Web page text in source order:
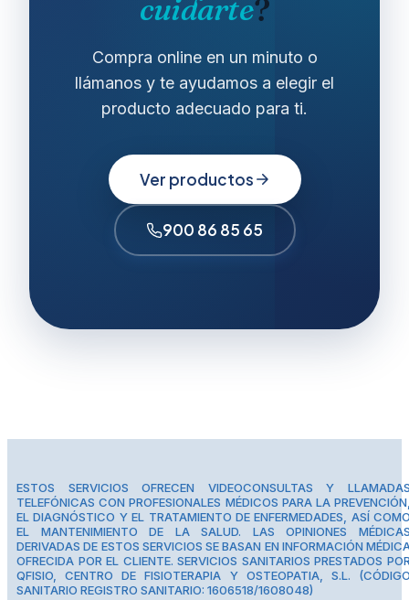
cuidarte?
Compra online en un minuto o
llámanos y te ayudamos a elegir el
producto adecuado para ti.
Ver productos
900 86 85 65
ESTOS SERVICIOS OFRECEN VIDEOCONSULTAS Y
TELEFÓNICAS CON PROFESIONALES MÉDICOS PARA LA
EL DIAGNÓSTICO Y EL TRATAMIENTO DE ENFERMEDADES, ASÍ
EL MANTENIMIENTO DE LA SALUD. LAS OPINIONES
DERIVADAS DE ESTOS SERVICIOS SE BASAN EN INFORMACIÓN
OFRECIDA POR EL CLIENTE. SERVICIOS SANITARIOS PRESTADOS
QFISIO, CENTRO DE FISIOTERAPIA Y OSTEOPATIA, S.L.
SANITARIO REGISTRO SANITARIO: 1606518/1608048)